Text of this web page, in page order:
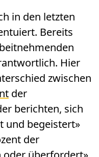
in den letzten
Bereits
Hier
zwischen
der
berichten, sich
und begeistert»
der